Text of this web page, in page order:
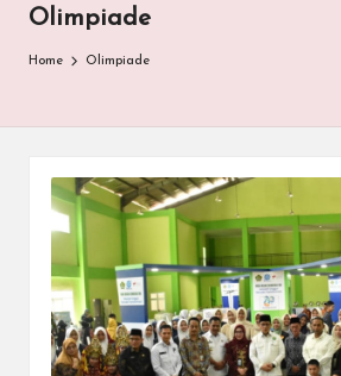
Olimpiade
Home Olimpiade